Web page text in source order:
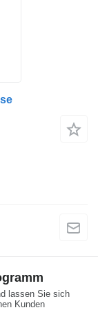
lassen Sie sich
Kunden